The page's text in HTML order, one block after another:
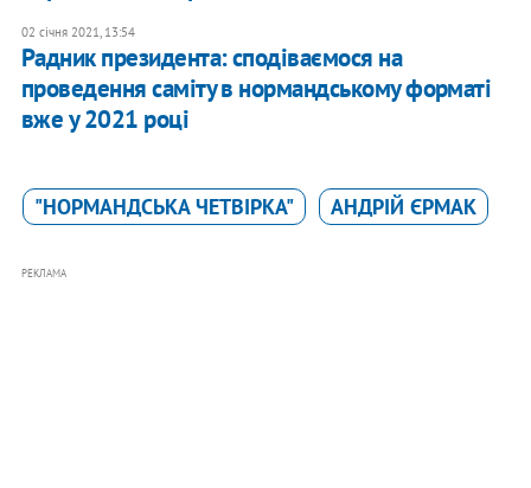
02 січня 2021, 13:54
Радник президента: сподіваємося на
проведення саміту в нормандському форматі
вже у 2021 році
"НОРМАНДСЬКА ЧЕТВІРКА" АНДРІЙ ЄРМАК
РЕКЛАМА